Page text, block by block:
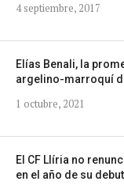
4 septiembre, 2017
Elías Benali, la
argelino-marroquí
1 octubre, 2021
El CF Llíria no
en el año de su debut